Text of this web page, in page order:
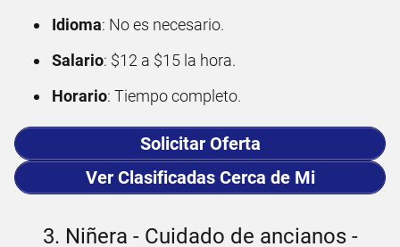
Idioma: No es necesario.
Salario: $12 a $15 la hora.
Horario: Tiempo completo.
Solicitar Oferta
Ver Clasificadas Cerca de Mi
3. Niñera - Cuidado de ancianos -